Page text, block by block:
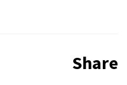
Share